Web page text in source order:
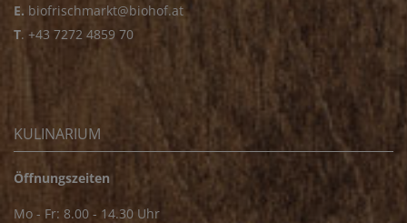
E. biofrischmarkt@biohof.at
T. +43 7272 4859 70
KULINARIUM
Öffnungszeiten
Mo - Fr: 8.00 - 14.30 Uhr